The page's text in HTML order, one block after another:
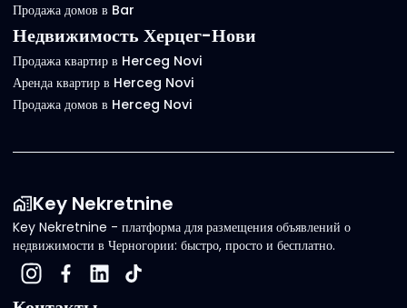
Продажа домов в Bar
Недвижимость Херцег-Нови
Продажа квартир в Herceg Novi
Аренда квартир в Herceg Novi
Продажа домов в Herceg Novi
Key Nekretnine
Key Nekretnine - платформа для размещения объявлений о
недвижимости в Черногории: быстро, просто и бесплатно.